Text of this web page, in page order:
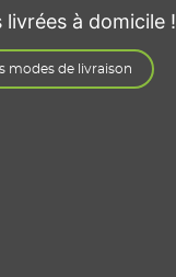
livrées à domicile !
modes de livraison